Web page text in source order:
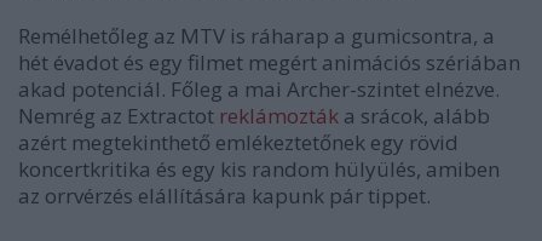
Remélhetőleg az MTV is ráharap a gumicsontra, a
hét évadot és egy filmet megért animációs szériában
akad potenciál. Főleg a mai Archer-szintet elnézve.
Nemrég az Extractot reklámozták a srácok, alább
azért megtekinthető emlékeztetőnek egy rövid
koncertkritika és egy kis random hülyülés, amiben
az orrvérzés elállítására kapunk pár tippet.